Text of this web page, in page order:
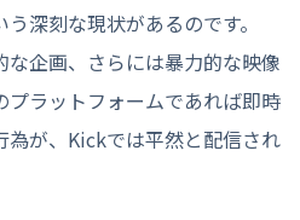
う深刻な現状があるのです。
企画、さらには暴力的な映像
ラットフォームであれば即時
為が、Kickでは平然と配信され